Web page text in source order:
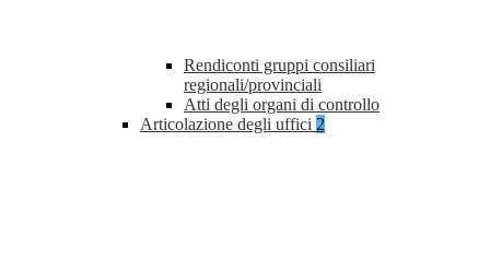
Rendiconti gruppi consiliari
regionali/provinciali
Atti degli organi di controllo
Articolazione degli uffici 2